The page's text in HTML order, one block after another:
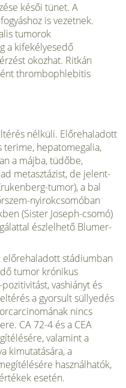
késői tünet. A
is vezetnek.
tumorok
a kifekélyesedő
okozhat. Ritkán
thrombophlebitis
nélküli. Előrehala­dott
terime, hepatomegalia,
a májba, tüdőbe,
metasztázist, de jelent­
tumor), a bal
nyirokcsomóban
(Sister Joseph-csomó)
észlelhető Blumer-
előrehaladott stádi­umban
tumor króni­kus
vashi­ányt és
a gyorsult süllyedés
nincs
CA 72-4 és a CEA
va­lamint a
kimutatására, a
használha­tók,
esetén.